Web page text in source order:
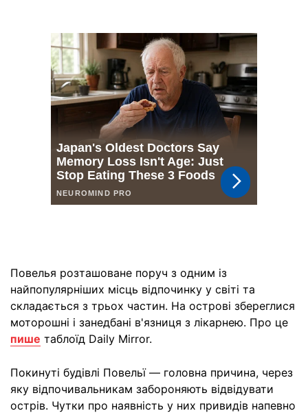
Повелья розташоване поруч з одним із
найпопулярніших місць відпочинку у світі та
складається з трьох частин. На острові збереглися
моторошні і занедбані в'язниця з лікарнею. Про це
пише таблоїд Daily Mirror.
Покинуті будівлі Повельї — головна причина, через
яку відпочивальникам забороняють відвідувати
острів. Чутки про наявність у них привидів напевно